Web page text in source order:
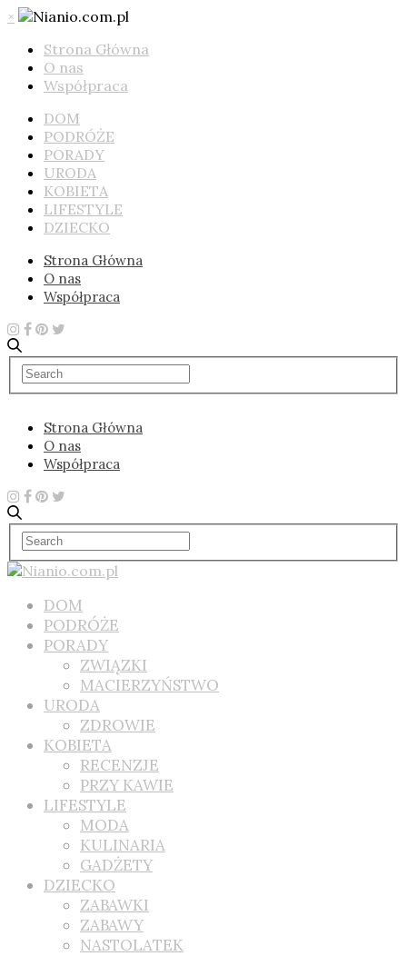
×
Strona Główna
O nas
Współpraca
DOM
PODRÓŻE
PORADY
URODA
KOBIETA
LIFESTYLE
DZIECKO
Strona Główna
O nas
Współpraca
Strona Główna
O nas
Współpraca
DOM
PODRÓŻE
PORADY
ZWIĄZKI
MACIERZYŃSTWO
URODA
ZDROWIE
KOBIETA
RECENZJE
PRZY KAWIE
LIFESTYLE
MODA
KULINARIA
GADŻETY
DZIECKO
ZABAWKI
ZABAWY
NASTOLATEK